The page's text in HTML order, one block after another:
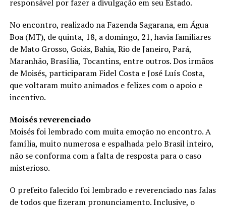
responsável por fazer a divulgação em seu Estado.
No encontro, realizado na Fazenda Sagarana, em Água
Boa (MT), de quinta, 18, a domingo, 21, havia familiares
de Mato Grosso, Goiás, Bahia, Rio de Janeiro, Pará,
Maranhão, Brasília, Tocantins, entre outros. Dos irmãos
de Moisés, participaram Fidel Costa e José Luís Costa,
que voltaram muito animados e felizes com o apoio e
incentivo.
Moisés reverenciado
Moisés foi lembrado com muita emoção no encontro. A
família, muito numerosa e espalhada pelo Brasil inteiro,
não se conforma com a falta de resposta para o caso
misterioso.
O prefeito falecido foi lembrado e reverenciado nas falas
de todos que fizeram pronunciamento. Inclusive, o